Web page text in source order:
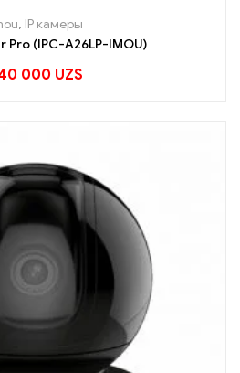
, IP камеры
Pro (IPC-A26LP-IMOU)
000 UZS